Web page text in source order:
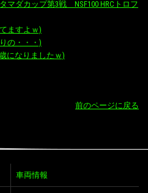
マダカップ第3戦 NSF100 HRCトロフ
ますよｗ)
の・・・)
になりましたｗ)
前のページに戻る
車両情報